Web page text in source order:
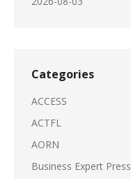
Categories
ACCESS
ACTFL
AORN
Business Expert Press